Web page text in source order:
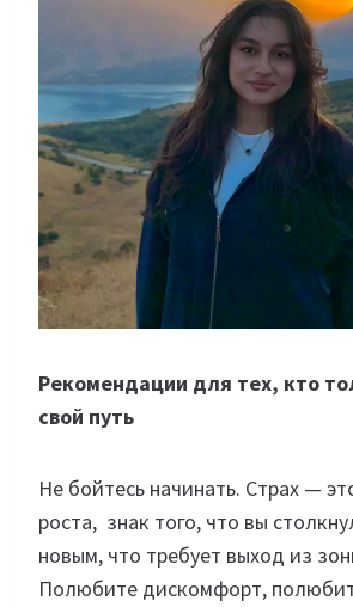
Рекомендации для тех, кто
свой путь
Не бойтесь начинать. Страх —
роста, знак того, что вы
новым, что требует выход из
Полюбите дискомфорт,